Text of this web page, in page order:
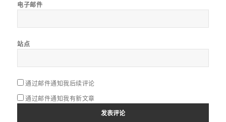
电子邮件
站点
通过邮件通知我后续评论
通过邮件通知我有新文章